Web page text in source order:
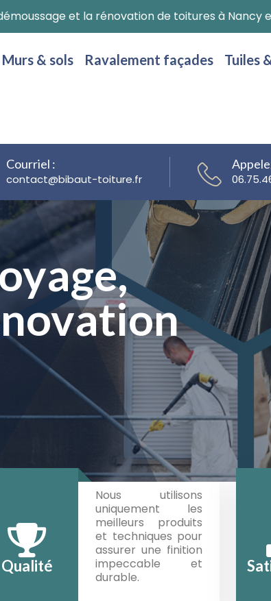
et la rénovation de toitures à Nancy
Murs & sols Ravalement façades Tuiles
Courriel :
@
Qualité
Nous utilisons
uniquement les
meilleurs produits
et techniques pour
assurer une finition
impeccable et
durable.